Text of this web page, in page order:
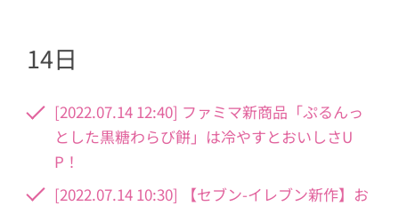
14日
[2022.07.14 12:40] ファミマ新商品「ぷるんっ
とした黒糖わらび餅」は冷やすとおいしさU
P！
[2022.07.14 10:30] 【セブン-イレブン新作】お